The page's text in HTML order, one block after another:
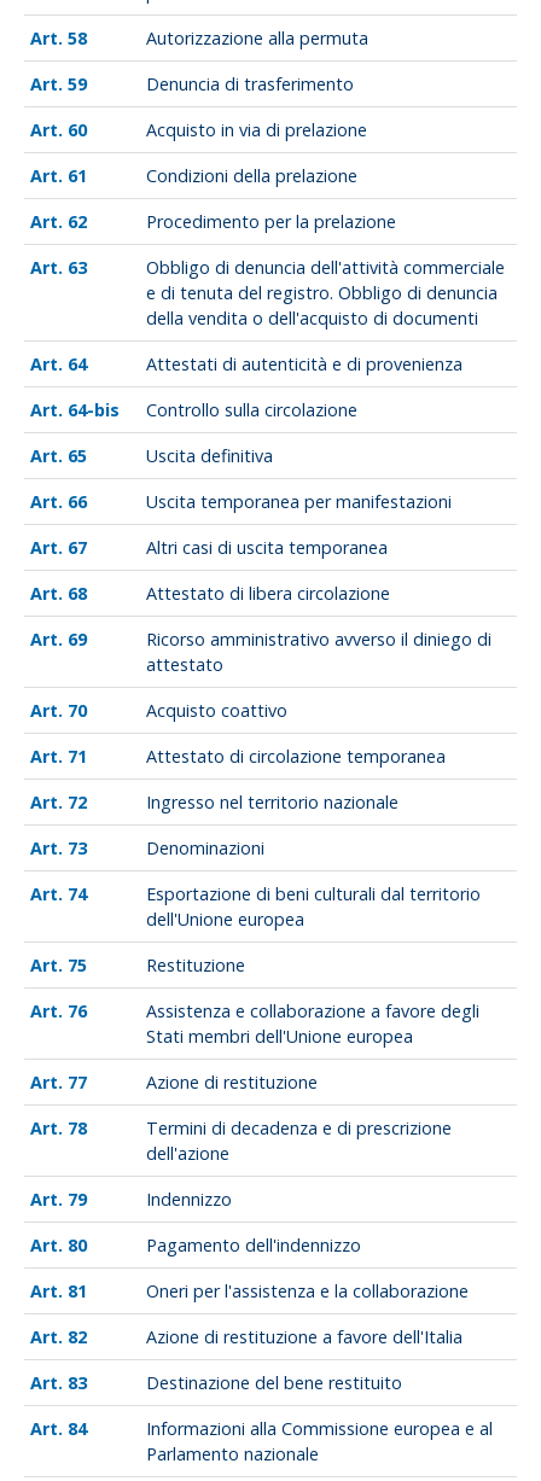
58
Autorizzazione alla permuta
59
Denuncia di trasferimento
60
Acquisto in via di prelazione
61
Condizioni della prelazione
62
Procedimento per la prelazione
63
Obbligo di denuncia dell'attività commerciale
e di tenuta del registro. Obbligo di denuncia
della vendita o dell'acquisto di documenti
64
Attestati di autenticità e di provenienza
64-bis
Controllo sulla circolazione
65
Uscita definitiva
66
Uscita temporanea per manifestazioni
67
Altri casi di uscita temporanea
68
Attestato di libera circolazione
69
Ricorso amministrativo avverso il diniego di
attestato
70
Acquisto coattivo
71
Attestato di circolazione temporanea
72
Ingresso nel territorio nazionale
73
Denominazioni
74
Esportazione di beni culturali dal territorio
dell'Unione europea
75
Restituzione
76
Assistenza e collaborazione a favore degli
Stati membri dell'Unione europea
77
Azione di restituzione
78
Termini di decadenza e di prescrizione
dell'azione
79
Indennizzo
80
Pagamento dell'indennizzo
81
Oneri per l'assistenza e la collaborazione
82
Azione di restituzione a favore dell'Italia
83
Destinazione del bene restituito
84
Informazioni alla Commissione europea e al
Parlamento nazionale